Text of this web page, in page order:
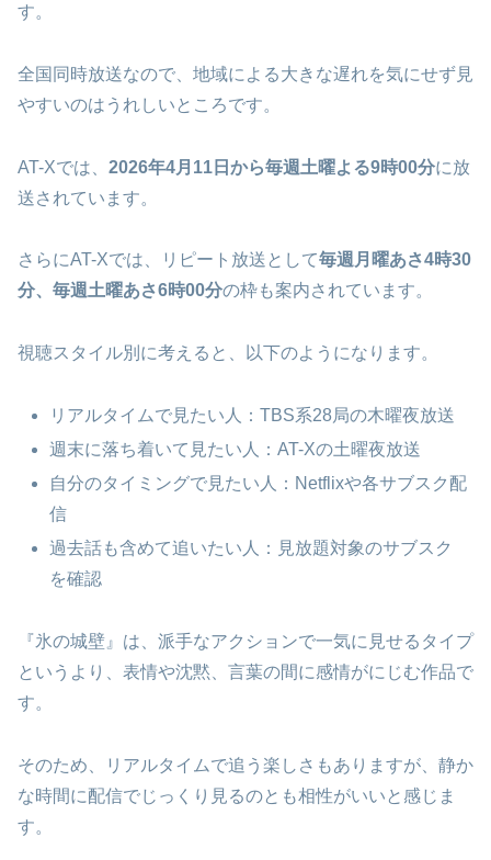
す。
全国同時放送なので、地域による大きな遅れを気にせず見
やすいのはうれしいところです。
AT-Xでは、 2026年4月11日から毎週土曜よる9時00分に放
送されています。
さらにAT-Xでは、リピート放送として毎週月曜あさ4時30
分、毎週土曜あさ6時00分の枠も案内されています。
視聴スタイル別に考えると、以下のようになります。
リアルタイムで見たい人：TBS系28局の木曜夜放送
週末に落ち着いて見たい人：AT-Xの土曜夜放送
自分のタイミングで見たい人：Netflixや各サブスク配
信
過去話も含めて追いたい人：見放題対象のサブスク
を確認
『氷の城壁』は、派手なアクションで一気に見せるタイプ
というより、表情や沈黙、言葉の間に感情がにじむ作品で
す。
そのため、リアルタイムで追う楽しさもありますが、静か
な時間に配信でじっくり見るのとも相性がいいと感じま
す。